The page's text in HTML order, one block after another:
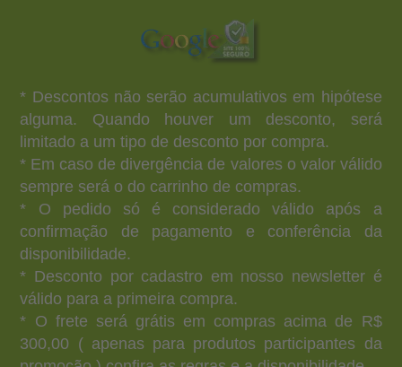
* Descontos não serão acumulativos em hipótese
alguma. Quando houver um desconto, será
limitado a um tipo de desconto por compra.
* Em caso de divergência de valores o valor válido
sempre será o do carrinho de compras.
* O pedido só é considerado válido após a
confirmação de pagamento e conferência da
disponibilidade.
* Desconto por cadastro em nosso newsletter é
válido para a primeira compra.
* O frete será grátis em compras acima de R$
300,00 ( apenas para produtos participantes da